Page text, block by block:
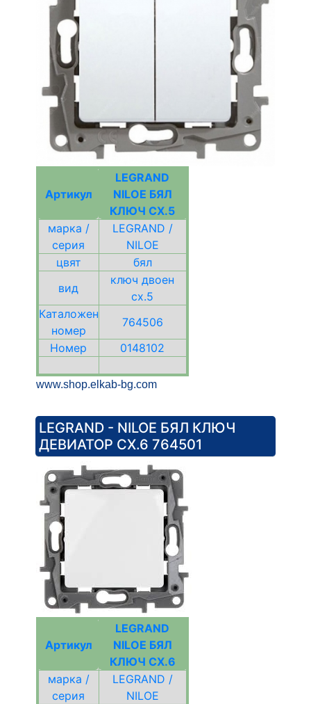
Артикул
LEGRAND
NILOE БЯЛ
КЛЮЧ СХ.5
марка /
серия
LEGRAND /
NILOE
цвят
бял
вид
ключ двоен
сх.5
Каталожен
номер
764506
Номер
0148102
www.shop.elkab-bg.com
LEGRAND - NILOE БЯЛ КЛЮЧ
ДЕВИАТОР СХ.6 764501
Артикул
LEGRAND
NILOE БЯЛ
КЛЮЧ СХ.6
марка /
серия
LEGRAND /
NILOE